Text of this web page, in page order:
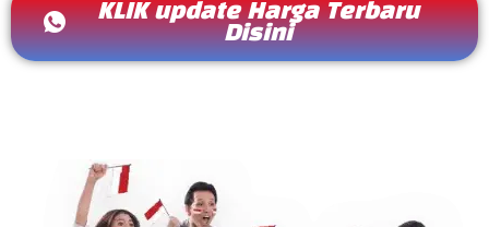
KLIK update Harga Terbaru
Disini